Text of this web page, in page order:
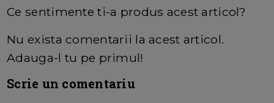
Ce sentimente ti-a produs acest articol?
Nu exista comentarii la acest articol.
Adauga-l tu pe primul!
Scrie un comentariu